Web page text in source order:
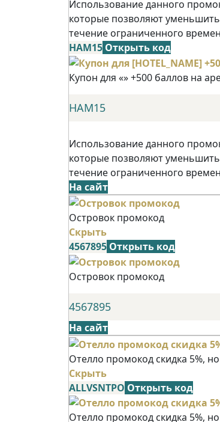
Использование данного
которые позволяют
течение ограниченного
НАМ15 Открыть код
Купон для «» +500 баллов на
НАМ15
Использование данного
которые позволяют
течение ограниченного
На сайт
Островок промокод
Скрыть
4567895 Открыть код
Островок промокод
4567895
На сайт
Отелло промокод скидка 5%,
Скрыть
ALLVSNTPO Открыть код
Отелло промокод скидка 5%,